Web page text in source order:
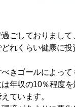
ごしておりまし
れくらい健康に
きゴールによって
年収の10％程度
ています。